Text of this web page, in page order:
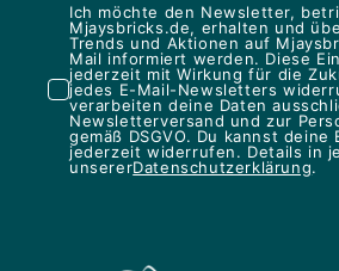
Ich möchte den Newsletter,
Mjaysbricks.de, erhalten und
Trends und Aktionen auf
Mail informiert werden. Diese
jederzeit mit Wirkung für die
jedes E-Mail-Newsletters
verarbeiten deine Daten
Newsletterversand und zur
gemäß DSGVO. Du kannst deine
jederzeit widerrufen. Details in
unsererDatenschutzerklärung.